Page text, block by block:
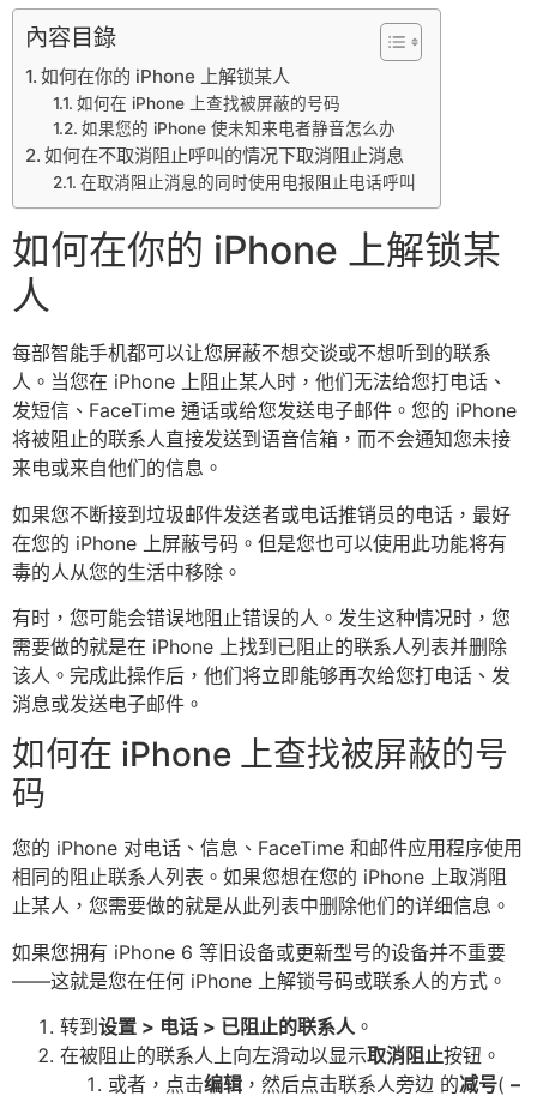
內容目錄
如何在你的 iPhone 上解锁某人
如何在 iPhone 上查找被屏蔽的号码
如果您的 iPhone 使未知来电者静音怎么办
如何在不取消阻止呼叫的情况下取消阻止消息
在取消阻止消息的同时使用电报阻止电话呼叫
如何在你的 iPhone 上解锁某
人
每部智能手机都可以让您屏蔽不想交谈或不想听到的联系
人。当您在 iPhone 上阻止某人时，他们无法给您打电话、
发短信、FaceTime 通话或给您发送电子邮件。您的 iPhone
将被阻止的联系人直接发送到语音信箱，而不会通知您未接
来电或来自他们的信息。
如果您不断接到垃圾邮件发送者或电话推销员的电话，最好
在您的 iPhone 上屏蔽号码。但是您也可以使用此功能将有
毒的人从您的生活中移除。
有时，您可能会错误地阻止错误的人。发生这种情况时，您
需要做的就是在 iPhone 上找到已阻止的联系人列表并删除
该人。完成此操作后，他们将立即能够再次给您打电话、发
消息或发送电子邮件。
如何在 iPhone 上查找被屏蔽的号
码
您的 iPhone 对电话、信息、FaceTime 和邮件应用程序使用
相同的阻止联系人列表。如果您想在您的 iPhone 上取消阻
止某人，您需要做的就是从此列表中删除他们的详细信息。
如果您拥有 iPhone 6 等旧设备或更新型号的设备并不重要
——这就是您在任何 iPhone 上解锁号码或联系人的方式。
转到 设置 > 电话 > 已阻止的联系人。
在被阻止的联系人上向左滑动以显示取消阻止按钮。
或者，点击编辑 ，然后点击联系人旁边 的减号( –